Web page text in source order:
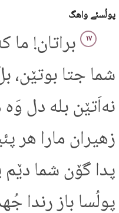
پولُسئے واهگ
۱۷ براتان! ما
شما جتا بوتێن،
نه‌اَتێن بله دل
زهیران مارا هر
پدا گۆن شما دێم
پولُسا باز رندا